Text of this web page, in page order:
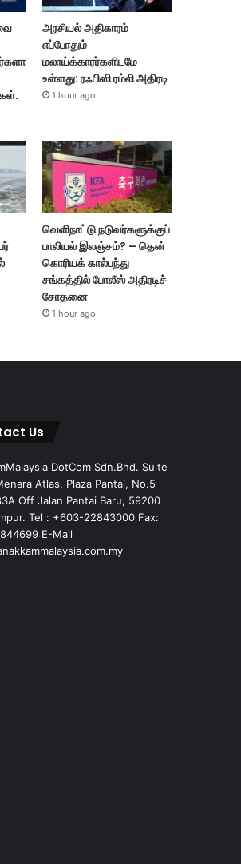
அரசியல் அதிகாரம்
எப்போதும்
மலாய்க்காரர்களிடமே
உள்ளது: ரஃபிஸி ரம்லி அதிரடி
1 hour ago
வெளிநாட்டு நடுவர்களுக்குப்
பாலியல் இலஞ்சம்? – தென்
கொரியக் கால்பந்து
சங்கத்தில் போலீஸ் அதிரடிச்
சோதனை
1 hour ago
Us
DotCom Sdn.Bhd. Suite
Atlas, Plaza Pantai, No.5
Off Jalan Pantai Baru, 59200
Tel : +603-22843000 Fax:
E-Mail